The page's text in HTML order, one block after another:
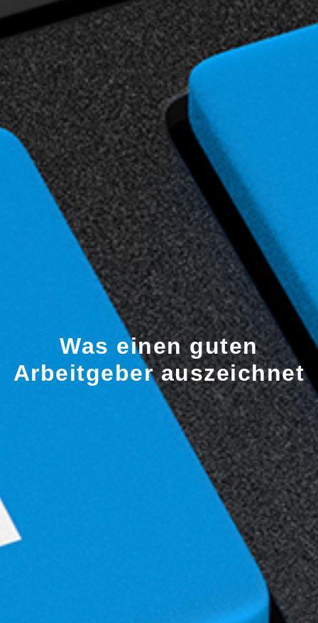
Was einen guten
Arbeitgeber auszeichnet